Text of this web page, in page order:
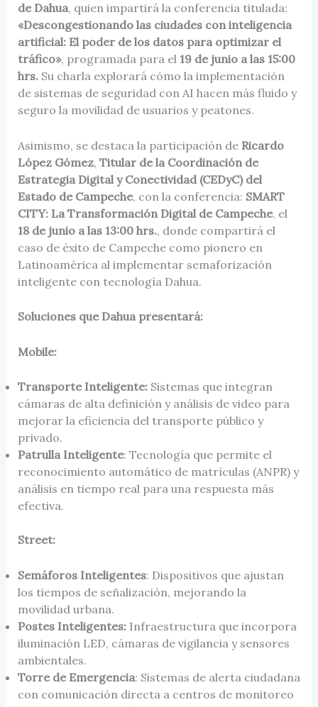
de Dahua, quien impartirá la conferencia titulada:
«Descongestionando las ciudades con inteligencia
artificial: El poder de los datos para optimizar el
tráfico», programada para el 19 de junio a las 15:00
hrs. Su charla explorará cómo la implementación
de sistemas de seguridad con AI hacen más fluido y
seguro la movilidad de usuarios y peatones.
Asimismo, se destaca la participación de Ricardo
López Gómez, Titular de la Coordinación de
Estrategia Digital y Conectividad (CEDyC) del
Estado de Campeche, con la conferencia: SMART
CITY: La Transformación Digital de Campeche, el
18 de junio a las 13:00 hrs., donde compartirá el
caso de éxito de Campeche como pionero en
Latinoamérica al implementar semaforización
inteligente con tecnología Dahua.
Soluciones que Dahua presentará:
Mobile:
Transporte Inteligente:Sistemas que integran
cámaras de alta definición y análisis de video para
mejorar la eficiencia del transporte público y
privado.
Patrulla Inteligente: Tecnología que permite el
reconocimiento automático de matrículas (ANPR) y
análisis en tiempo real para una respuesta más
efectiva.
Street:
Semáforos Inteligentes: Dispositivos que ajustan
los tiempos de señalización, mejorando la
movilidad urbana.
Postes Inteligentes:Infraestructura que incorpora
iluminación LED, cámaras de vigilancia y sensores
ambientales.
Torre de Emergencia: Sistemas de alerta ciudadana
con comunicación directa a centros de monitoreo